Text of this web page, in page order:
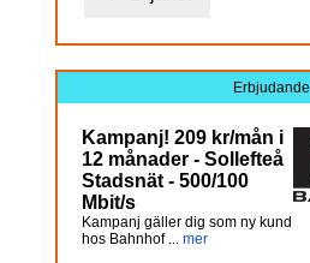
Erbjudande
Kampanj! 209 kr/mån i
12 månader - Sollefteå
Stadsnät - 500/100
Mbit/s
Kampanj gäller dig som ny kund
hos Bahnhof ... mer